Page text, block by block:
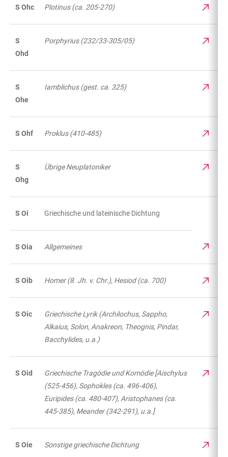
S Ohc Plotinus (ca. 205-270)
S
Ohd
Porphyrius (232/33-305/05)
S
Ohe
Iamblichus (gest. ca. 325)
S Ohf Proklus (410-485)
S
Ohg
Übrige Neuplatoniker
S Oi Griechische und lateinische Dichtung
S Oia Allgemeines
S Oib Homer (8. Jh. v. Chr.), Hesiod (ca. 700)
S Oic
Griechische Lyrik (Archilochus, Sappho,
Alkaius, Solon, Anakreon, Theognis, Pindar,
Bacchylides, u.a.)
S Oid
Griechische Tragödie und Komödie [Aischylus
(525-456), Sophokles (ca. 496-406),
Euripides (ca. 480-407), Aristophanes (ca.
445-385), Meander (342-291), u.a.]
S Oie Sonstige griechische Dichtung